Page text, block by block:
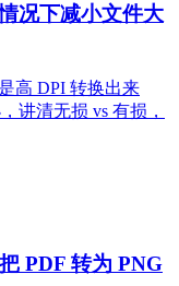
况下减小文件大
高 DPI 转换出来
讲清无损 vs 有损，
PDF 转为 PNG